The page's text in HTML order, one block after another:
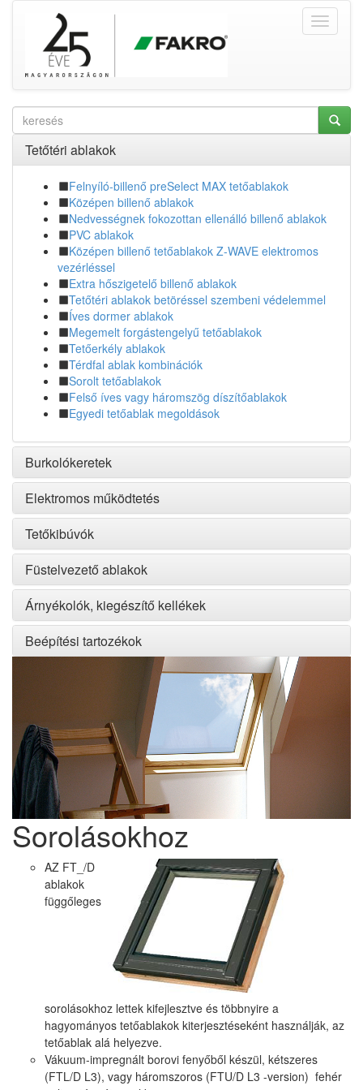
Tetőtéri ablakok
Felnyíló-billenő preSelect MAX tetőablakok
Középen billenő ablakok
Nedvességnek fokozottan ellenálló billenő ablakok
PVC ablakok
Középen billenő tetőablakok Z-WAVE elektromos
vezérléssel
Extra hőszigetelő billenő ablakok
Tetőtéri ablakok betöréssel szembeni védelemmel
Íves dormer ablakok
Megemelt forgástengelyű tetőablakok
Tetőerkély ablakok
Térdfal ablak kombinációk
Sorolt tetőablakok
Felső íves vagy háromszög díszítőablakok
Egyedi tetőablak megoldások
Burkolókeretek
Elektromos működtetés
Tetőkibúvók
Füstelvezető ablakok
Árnyékolók, kiegészítő kellékek
Beépítési tartozékok
Sorolásokhoz
AZ FT_/D
ablakok
függőleges
sorolásokhoz lettek kifejlesztve és többnyire a
hagyományos tetőablakok kiterjesztéseként használják, az
tetőablak alá helyezve.
Vákuum-impregnált borovi fenyőből készül, kétszeres
(FTL/D L3), vagy háromszoros (FTU/D L3 -version) fehér